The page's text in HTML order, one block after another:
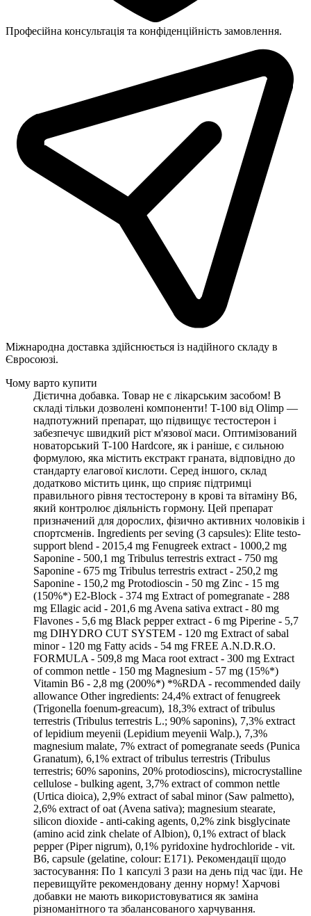
Професійна консультація та конфіденційність замовлення.
Міжнародна доставка здійснюється із надійного складу в
Євросоюзі.
Чому варто купити
Дієтична добавка. Товар не є лікарським засобом! В
складі тільки дозволені компоненти! T-100 від Olimp —
надпотужний препарат, що підвищує тестостерон і
забезпечує швидкий ріст м'язової маси. Оптимізований
новаторський T-100 Hardcore, як і раніше, є сильною
формулою, яка містить екстракт граната, відповідно до
стандарту елагової кислоти. Серед іншого, склад
додатково містить цинк, що сприяє підтримці
правильного рівня тестостерону в крові та вітаміну В6,
який контролює діяльність гормону. Цей препарат
призначений для дорослих, фізично активних чоловіків і
спортсменів. Ingredients per seving (3 capsules): Elite testo-
support blend - 2015,4 mg Fenugreek extract - 1000,2 mg
Saponine - 500,1 mg Tribulus terrestris extract - 750 mg
Saponine - 675 mg Tribulus terrestris extract - 250,2 mg
Saponine - 150,2 mg Protodioscin - 50 mg Zinc - 15 mg
(150%*) E2-Block - 374 mg Extract of pomegranate - 288
mg Ellagic acid - 201,6 mg Avena sativa extract - 80 mg
Flavones - 5,6 mg Black pepper extract - 6 mg Piperine - 5,7
mg DIHYDRO CUT SYSTEM - 120 mg Extract of sabal
minor - 120 mg Fatty acids - 54 mg FREE A.N.D.R.O.
FORMULA - 509,8 mg Maca root extract - 300 mg Extract
of common nettle - 150 mg Magnesium - 57 mg (15%*)
Vitamin B6 - 2,8 mg (200%*) *%RDA - recommended daily
allowance Other ingredients: 24,4% extract of fenugreek
(Trigonella foenum-greacum), 18,3% extract of tribulus
terrestris (Tribulus terrestris L.; 90% saponins), 7,3% extract
of lepidium meyenii (Lepidium meyenii Walp.), 7,3%
magnesium malate, 7% extract of pomegranate seeds (Punica
Granatum), 6,1% extract of tribulus terrestris (Tribulus
terrestris; 60% saponins, 20% protodioscins), microcrystalline
cellulose - bulking agent, 3,7% extract of common nettle
(Urtica dioica), 2,9% extract of sabal minor (Saw palmetto),
2,6% extract of oat (Avena sativa); magnesium stearate,
silicon dioxide - anti-caking agents, 0,2% zink bisglycinate
(amino acid zink chelate of Albion), 0,1% extract of black
pepper (Piper nigrum), 0,1% pyridoxine hydrochloride - vit.
B6, capsule (gelatine, colour: E171). Рекомендації щодо
застосування: По 1 капсулі 3 рази на день під час їди. Не
перевищуйте рекомендовану денну норму! Харчові
добавки не мають використовуватися як заміна
різноманітного та збалансованого харчування.